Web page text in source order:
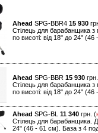
Ahead SPG-BBR4 15 930
Стілець для барабанщика з
по висоті: від 18" до 24"
Ahead SPG-BBR 15 930
Стілець для барабанщика з
по висоті: від 18" до 24"
Ahead SPG-BL 11 340 грн. (
Стілець для барабанщика.
24" (46 - 61 см). База з 4